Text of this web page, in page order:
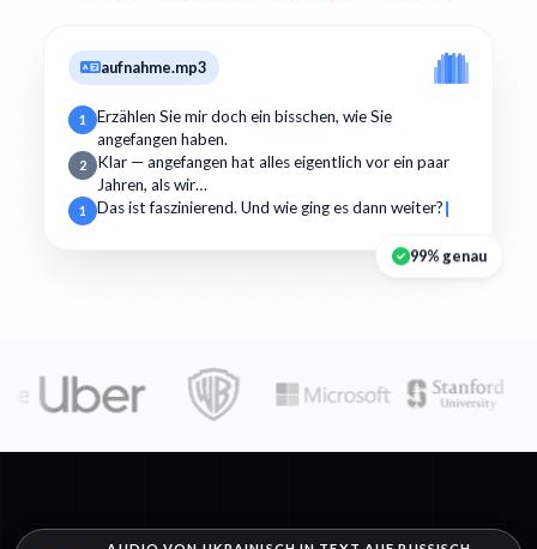
aufnahme.mp3
1
Erzählen Sie mir doch ein bisschen, wie Sie
angefangen haben.
2
Klar — angefangen hat alles eigentlich vor ein paar
Jahren, als wir…
1 Das ist faszinierend. Und wie ging es dann weiter?
99% genau